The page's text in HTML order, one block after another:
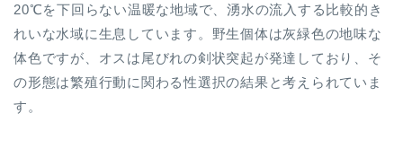
20℃を下回らない温暖な地域で、湧水の流入する比較的き
れいな水域に生息しています。野生個体は灰緑色の地味な
体色ですが、オスは尾びれの剣状突起が発達しており、そ
の形態は繁殖行動に関わる性選択の結果と考えられていま
す。